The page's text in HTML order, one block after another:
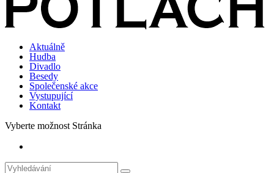
Aktuálně
Hudba
Divadlo
Besedy
Společenské akce
Vystupující
Kontakt
Vyberte možnost Stránka